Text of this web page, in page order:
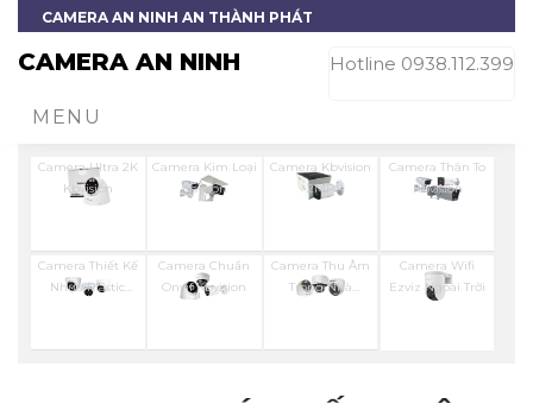
CAMERA AN NINH AN THÀNH PHÁT
CAMERA AN NINH Hotline 0938.112.399
MENU
Camera Ultra 2K
Kbvision
Camera Kim Loại
Kbvison
Camera Kbvision
2MP
Camera Thân To
Kbvision
Camera Thiết Kế
Nhựa Plastic
Camera Chuẩn
Onvif Kbvision
Camera Thu Âm
Trong Nhà
Camera Wifi
Ezviz Ngoài Trời